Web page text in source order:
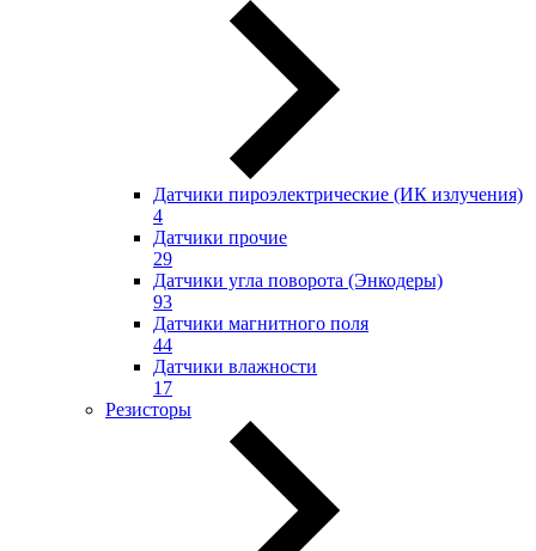
Датчики пироэлектрические (ИК излучения)
4
Датчики прочие
29
Датчики угла поворота (Энкодеры)
93
Датчики магнитного поля
44
Датчики влажности
17
Резисторы